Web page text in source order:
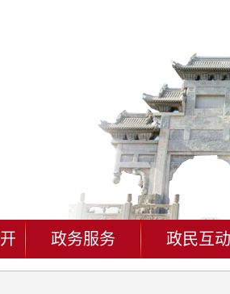
政务服务 政民互动